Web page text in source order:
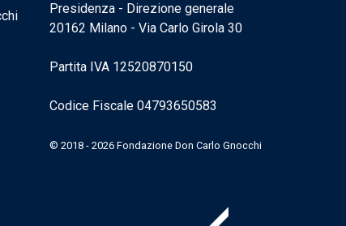
Presidenza - Direzione generale
20162 Milano - Via Carlo Girola 30
Partita IVA 12520870150
Codice Fiscale 04793650583
© 2018 - 2026 Fondazione Don Carlo Gnocchi